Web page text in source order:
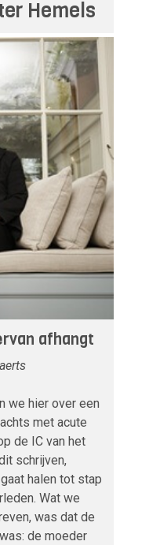
Hemels
afhangt
we hier over een
met acute
de IC van het
schrijven,
halen tot stap
Wat we
was dat de
de moeder